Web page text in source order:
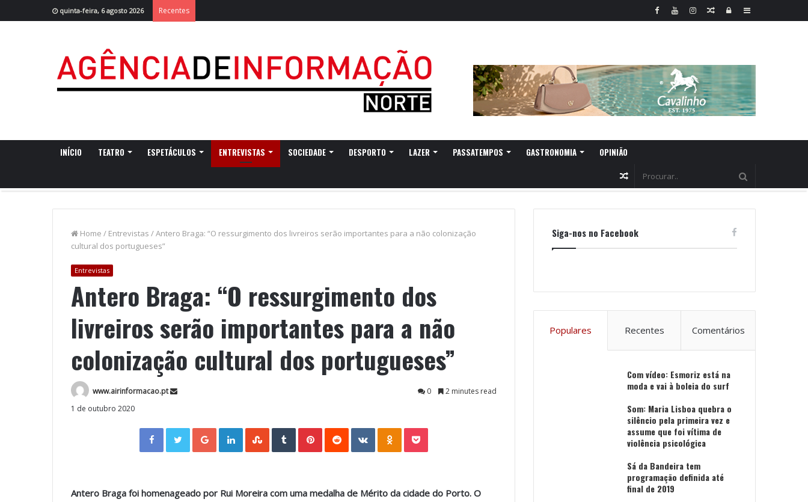
quinta-feira, 6 agosto 2026 Recentes Sidebar
Log
Random
INÍCIO TEATRO ESPETÁCULOS ENTREVISTAS SOCIEDADE DESPORTO LAZER PASSATEMPOS GASTRONOMIA OPINIÃO
Random
Home / Entrevistas /Antero Braga: “O ressurgimento dos livreiros serão importantes para a não colonização
cultural dos portugueses”
Entrevistas
Antero Braga: “O ressurgimento dos
livreiros serão importantes para a não
colonização cultural dos portugueses”
www.airinformacao.pt 0
2 minutes read
1 de outubro 2020
Facebook Twitter Google+ LinkedIn StumbleUpon Tumblr VKontakte
Antero Braga foi homenageado por Rui Moreira com uma medalha de Mérito da cidade do Porto. O
Siga-nos no Facebook
Populares Recentes Comentários
Com vídeo: Esmoriz está na
moda e vai à boleia do surf
Som: Maria Lisboa quebra o
silêncio pela primeira vez e
assume que foi vítima de
violência psicológica
Sá da Bandeira tem
programação definida até
final de 2019